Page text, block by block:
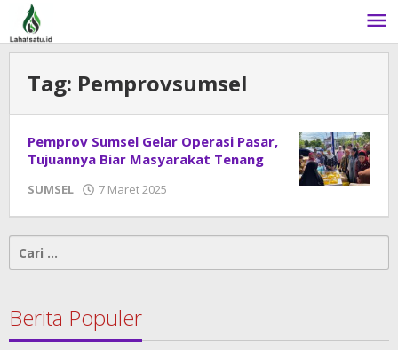
Lewati
konten
Tag: Pemprovsumsel
Pemprov Sumsel Gelar Operasi Pasar,
Tujuannya Biar Masyarakat Tenang
SUMSEL 7 Maret 2025
Cari
untuk:
Berita Populer